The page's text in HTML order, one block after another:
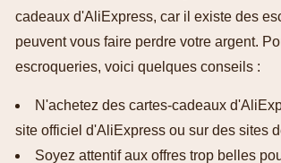
cadeaux d'AliExpress, car il existe des
peuvent vous faire perdre votre argent.
escroqueries, voici quelques conseils :
N'achetez des cartes-cadeaux
site officiel d'AliExpress ou sur des sites
Soyez attentif aux offres trop belles